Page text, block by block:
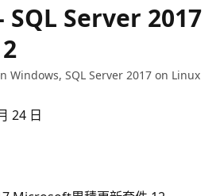
SQL Server 2017
Windows, SQL Server 2017 on Linux
24 日